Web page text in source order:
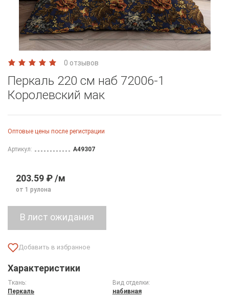
0 отзывов
Перкаль 220 см наб 72006-1
Королевский мак
Оптовые цены после регистрации
Артикул: A49307
203.59 ₽ /м
от 1 рулона
Характеристики
Ткань:
Перкаль
Вид отделки:
набивная